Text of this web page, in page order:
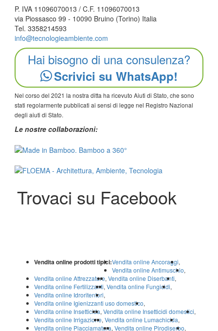
P. IVA 11096070013 / C.F. 11096070013
via Piossasco 99 - 10090 Bruino (Torino) Italia
Tel. 3358214593
info@tecnologieambiente.com
Hai bisogno di una consulenza?
Scrivici su WhatsApp!
Nel corso del 2021 la nostra ditta ha ricevuto Aiuti di Stato, che sono
stati regolarmente pubblicati ai sensi di legge nel Registro Nazional
degli aiuti di Stato.
Le nostre collaborazioni:
Trovaci su Facebook
Vendita online prodotti tipici:Vendita online Ancoraggi,
Vendita online Antimuschio,
Vendita online Attrezzature, Vendita online Diserbanti,
Vendita online Fertilizzanti, Vendita online Fungicidi,
Vendita online Idroritentori,
Vendita online Igienizzanti uso domestico,
Vendita online Insetticida, Vendita online Insetticidi domestici,
Vendita online Irrigazione, Vendita online Lumachicida,
Vendita online Piacciamatura, Vendita online Pirodiserbo,